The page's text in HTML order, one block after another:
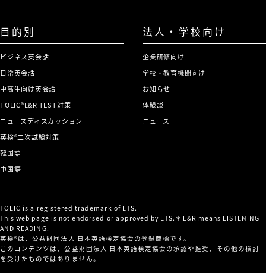
目的別
ビジネス英会話
日常英会話
中高生向け英会話
TOEIC®L&R TEST対策
ニュースディスカッション
英検®二次試験対策
韓国語
中国語
法人・学校向け
企業研修向け
学校・教育機関向け
お知らせ
体験談
ニュース
TOEIC is a registered trademark of ETS.
This web page is not endorsed or approved by ETS.＊L&R means LISTENING
AND READING.
英検®は、公益財団法人 日本英語検定協会の登録商標です。
このコンテンツは、公益財団法人 日本英語検定協会の承認や推奨、その他の検討
を受けたものではありません。